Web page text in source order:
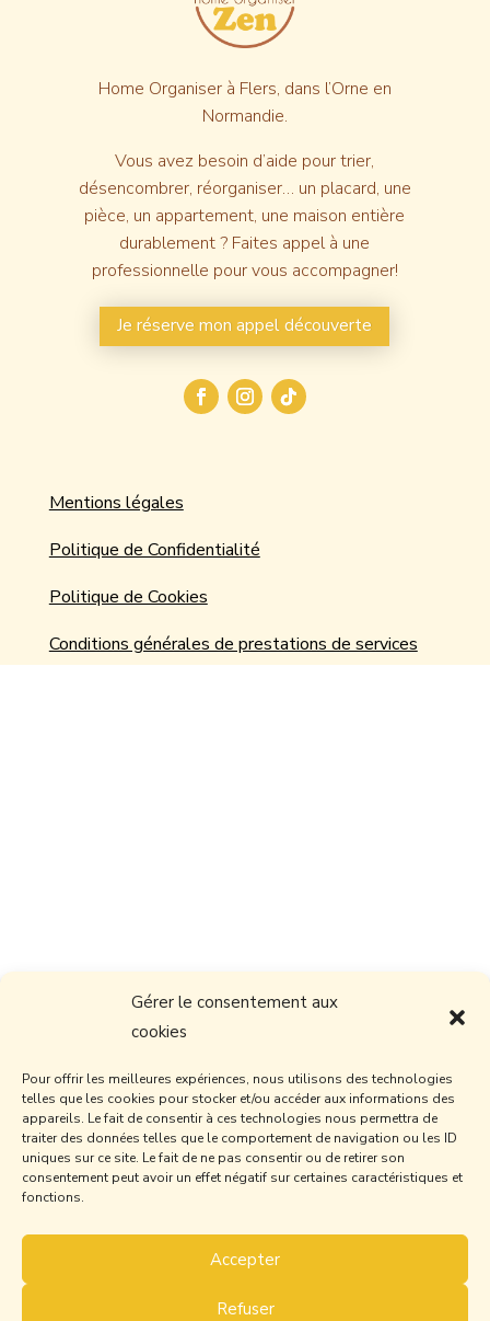
Gérer le consentement aux
cookies
Pour offrir les meilleures expériences, nous utilisons des technologies
telles que les cookies pour stocker et/ou accéder aux informations des
appareils. Le fait de consentir à ces technologies nous permettra de
traiter des données telles que le comportement de navigation ou les ID
uniques sur ce site. Le fait de ne pas consentir ou de retirer son
consentement peut avoir un effet négatif sur certaines caractéristiques et
fonctions.
Accepter
Refuser
Home Organiser à Flers, dans l’Orne en
Normandie.
Vous avez besoin d’aide pour trier,
désencombrer, réorganiser… un placard, une
pièce, un appartement, une maison entière
durablement ? Faites appel à une
professionnelle pour vous accompagner!
Je réserve mon appel découverte
Mentions légales
Politique de Confidentialité
Politique de Cookies
Conditions générales de prestations de services